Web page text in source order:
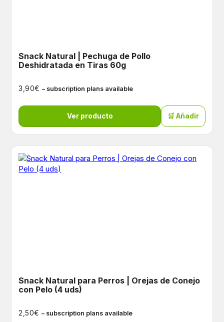
Snack Natural | Pechuga de Pollo
Deshidratada en Tiras 60g
3,90€ – subscription plans available
Ver producto 🛒 Añadir
Snack Natural para Perros | Orejas de Conejo
con Pelo (4 uds)
2,50€ – subscription plans available